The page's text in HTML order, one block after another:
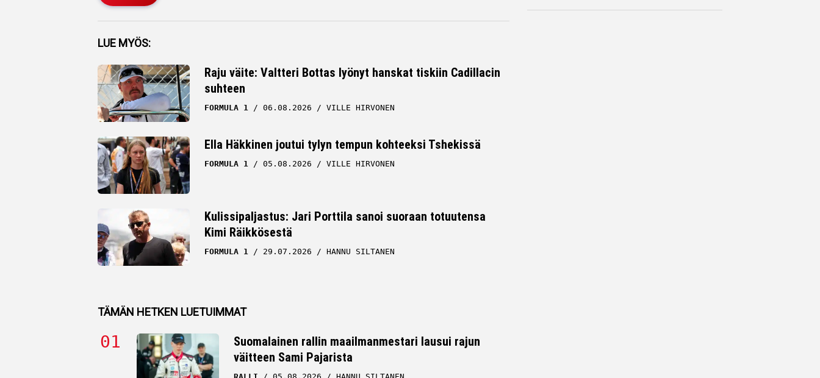
Facebook
Twitter
Whatsapp
LUE MYÖS:
Raju väite: Valtteri Bottas lyönyt hanskat tiskiin Cadillacin
suhteen
FORMULA 1 06.08.2026 VILLE HIRVONEN
Ella Häkkinen joutui tylyn tempun kohteeksi Tshekissä
FORMULA 1 05.08.2026 VILLE HIRVONEN
Kulissipaljastus: Jari Porttila sanoi suoraan totuutensa
Kimi Räikkösestä
FORMULA 1 29.07.2026 HANNU SILTANEN
TÄMÄN HETKEN LUETUIMMAT
Suomalainen rallin maailmanmestari lausui rajun
väitteen Sami Pajarista